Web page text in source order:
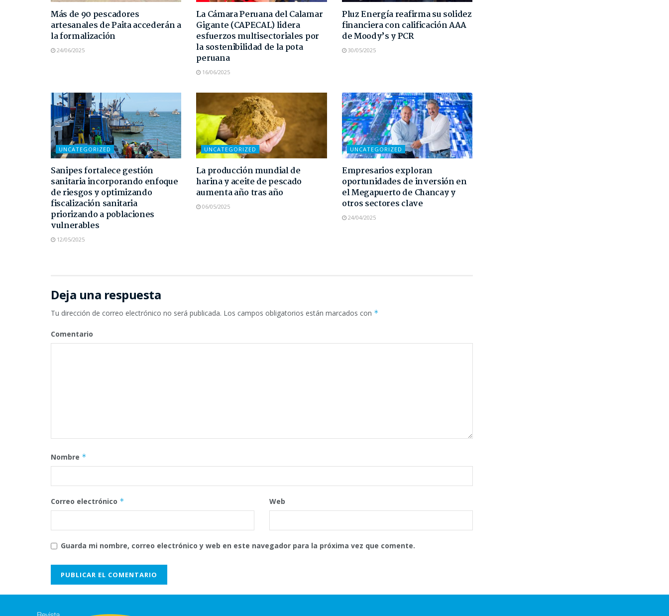
Más de 90 pescadores
artesanales de Paita accederán a
la formalización
24/06/2025
La Cámara Peruana del Calamar
Gigante (CAPECAL) lidera
esfuerzos multisectoriales por
la sostenibilidad de la pota
peruana
16/06/2025
Pluz Energía reafirma su solidez
financiera con calificación AAA
de Moody’s y PCR
30/05/2025
UNCATEGORIZED
Sanipes fortalece gestión
sanitaria incorporando enfoque
de riesgos y optimizando
fiscalización sanitaria
priorizando a poblaciones
vulnerables
12/05/2025
UNCATEGORIZED
La producción mundial de
harina y aceite de pescado
aumenta año tras año
06/05/2025
UNCATEGORIZED
Empresarios exploran
oportunidades de inversión en
el Megapuerto de Chancay y
otros sectores clave
24/04/2025
Deja una respuesta
Tu dirección de correo electrónico no será publicada. Los campos obligatorios están marcados con *
Comentario
Nombre *
Correo electrónico * Web
Guarda mi nombre, correo electrónico y web en este navegador para la próxima vez que comente.